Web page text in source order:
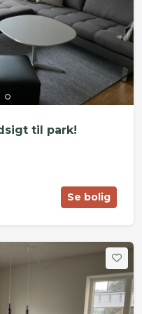
til park!
Se bolig